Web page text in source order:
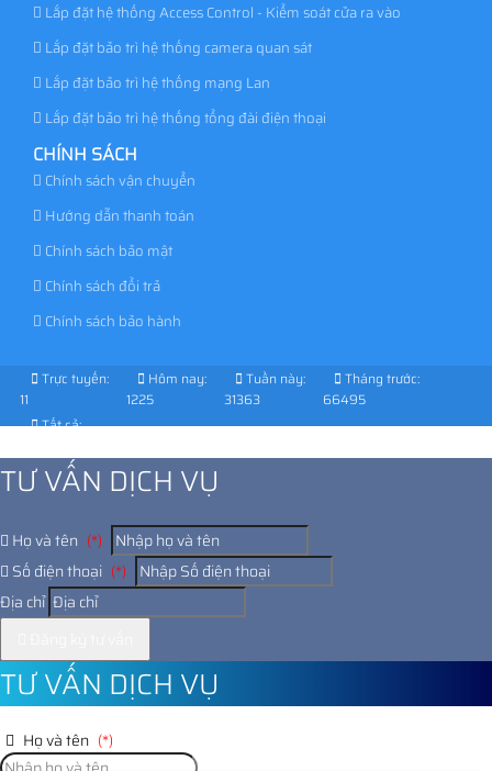
Lắp đặt hệ thống Access Control - Kiểm soát cửa ra vào
Lắp đặt bảo trì hệ thống camera quan sát
Lắp đặt bảo trì hệ thống mạng Lan
Lắp đặt bảo trì hệ thống tổng đài điện thoại
CHÍNH SÁCH
Chính sách vận chuyển
Hướng dẫn thanh toán
Chính sách bảo mật
Chính sách đổi trả
Chính sách bảo hành
Trực tuyến:
11
Hôm nay:
1225
Tuần này:
31363
Tháng trước:
66495
Tất cả:
TƯ VẤN DỊCH VỤ
Họ và tên (*)
Số điện thoại (*)
Địa chỉ
TƯ VẤN DỊCH VỤ
Họ và tên (*)